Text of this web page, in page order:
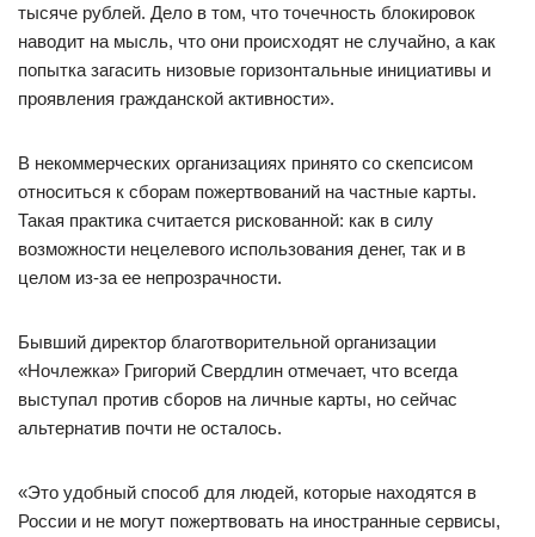
тысяче рублей. Дело в том, что точечность блокировок
наводит на мысль, что они происходят не случайно, а как
попытка загасить низовые горизонтальные инициативы и
проявления гражданской активности».
В некоммерческих организациях принято со скепсисом
относиться к сборам пожертвований на частные карты.
Такая практика считается рискованной: как в силу
возможности нецелевого использования денег, так и в
целом из-за ее непрозрачности.
Бывший директор благотворительной организации
«Ночлежка» Григорий Свердлин отмечает, что всегда
выступал против сборов на личные карты, но сейчас
альтернатив почти не осталось.
«Это удобный способ для людей, которые находятся в
России и не могут пожертвовать на иностранные сервисы,